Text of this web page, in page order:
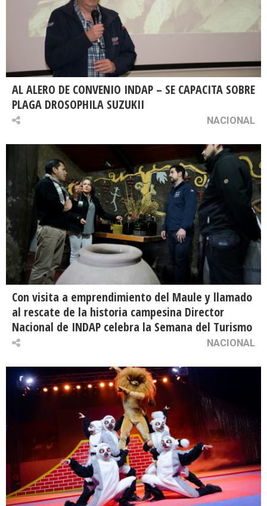
AL ALERO DE CONVENIO INDAP – SE CAPACITA SOBRE
PLAGA DROSOPHILA SUZUKII
NACIONAL
Con visita a emprendimiento del Maule y llamado
al rescate de la historia campesina Director
Nacional de INDAP celebra la Semana del Turismo
NACIONAL